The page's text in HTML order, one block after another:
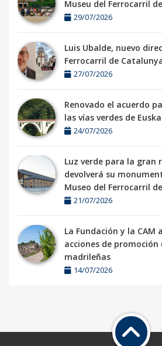
Museu del Ferrocarril
29/07/2026
Luis Ubalde, nuevo
Ferrocarril de
27/07/2026
Renovado el acuerdo
las vías verdes de
24/07/2026
Luz verde para la gran
devolverá su
Museo del Ferrocarril
21/07/2026
La Fundación y la CAM
acciones de promoción
madrileñas
14/07/2026